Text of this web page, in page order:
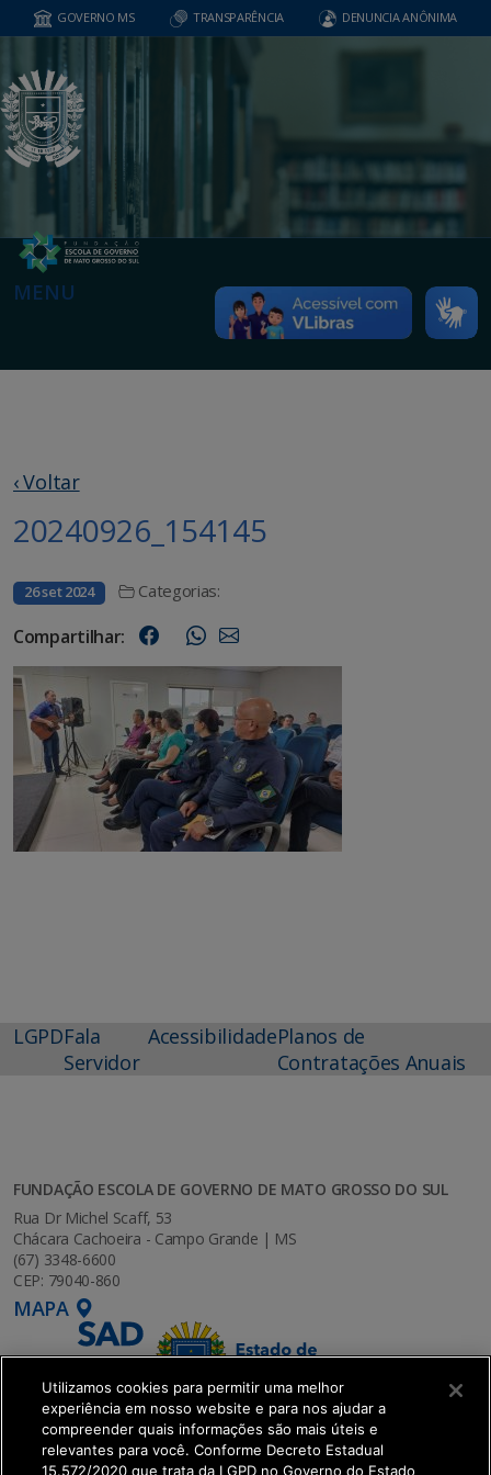
GOVERNO MS TRANSPARÊNCIA DENUNCIA ANÔNIMA
MENU
‹ Voltar
20240926_154145
26 set 2024 Categorias:
Compartilhar:
LGPDFala
Servidor
AcessibilidadePlanos de
Contratações Anuais
FUNDAÇÃO ESCOLA DE GOVERNO DE MATO GROSSO DO SUL
Rua Dr Michel Scaff, 53
Chácara Cachoeira - Campo Grande | MS
(67) 3348-6600
CEP: 79040-860
MAPA
Utilizamos cookies para permitir uma melhor
experiência em nosso website e para nos ajudar a
compreender quais informações são mais úteis e
relevantes para você. Conforme Decreto Estadual
15.572/2020 que trata da LGPD no Governo do Estado